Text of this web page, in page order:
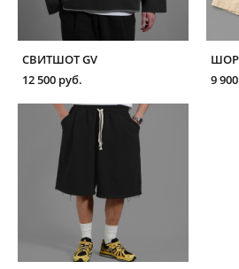
СВИТШОТ GV
12 500 pуб.
9